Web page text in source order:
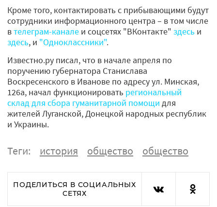
Кроме того, контактировать с прибывающими будут
сотрудники информационного центра – в том числе
втелеграм-канале и соцсетях "ВКонтакте" здесь и
здесь, и "Одноклассники".
Известно.ру писал, что в начале апреля по
поручению губернатора Станислава
Воскресенского в Иванове по адресу ул. Минская,
126а, начал функционировать региональный
склад для сбора гуманитарной помощи для
жителей Луганской, Донецкой народных республик
и Украины.
Теги: история общество общество
ПОДЕЛИТЬСЯ В СОЦИАЛЬНЫХ
СЕТЯХ